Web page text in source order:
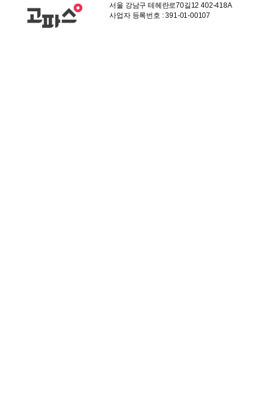
서울 강남구 테헤란로70길12 402-418A
사업자 등록번호 : 391-01-00107